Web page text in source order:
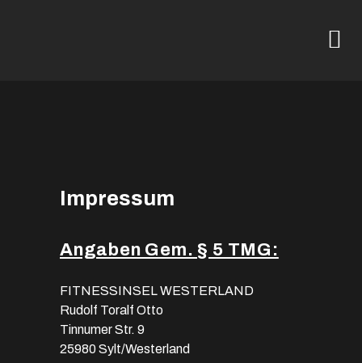
Impressum
Angaben Gem. § 5 TMG:
FITNESSINSEL WESTERLAND
Rudolf Toralf Otto
Tinnumer Str. 9
25980 Sylt/Westerland